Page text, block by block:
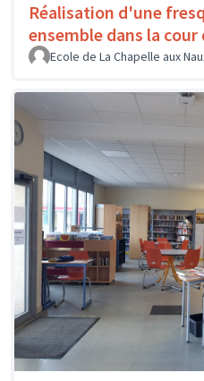
Réalisation d'une
ensemble dans la cour
Ecole de La Chapelle aux